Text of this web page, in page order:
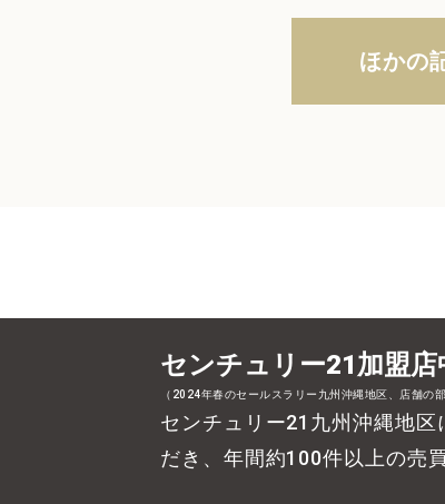
ほかの
センチュリー21加盟店
（2024年春のセールスラリー九州沖縄地区、店舗の
センチュリー21九州沖縄地
だき、年間約100件以上の売